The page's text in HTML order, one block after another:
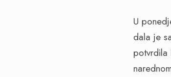
U
dala je
potvrdila